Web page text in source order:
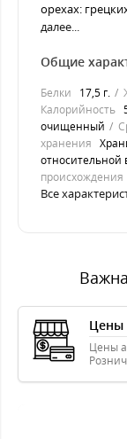
орехах:
далее...
Общие
Белки 17,5 г.
Калорийность
очищенный
хранения
относительной
происхождения
Все
Цены
Цены